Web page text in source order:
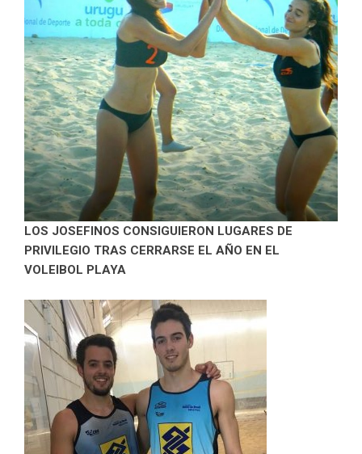
LOS JOSEFINOS CONSIGUIERON LUGARES DE
PRIVILEGIO TRAS CERRARSE EL AÑO EN EL
VOLEIBOL PLAYA